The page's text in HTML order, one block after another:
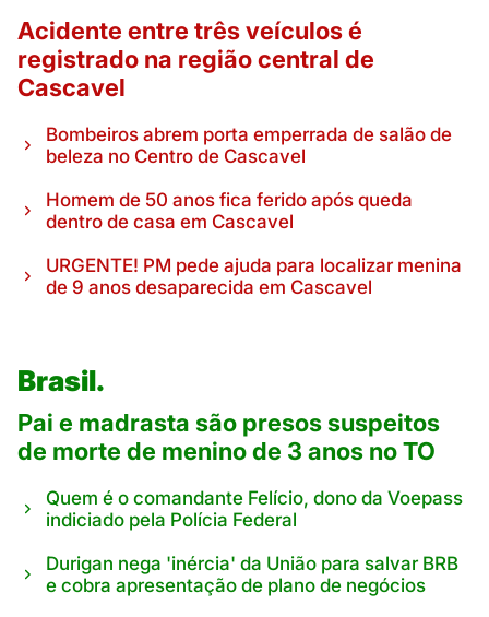
Acidente entre três veículos é
registrado na região central de
Cascavel
Bombeiros abrem porta emperrada de salão de
beleza no Centro de Cascavel
Homem de 50 anos fica ferido após queda
dentro de casa em Cascavel
URGENTE! PM pede ajuda para localizar menina
de 9 anos desaparecida em Cascavel
Brasil.
Pai e madrasta são presos suspeitos
de morte de menino de 3 anos no TO
Quem é o comandante Felício, dono da Voepass
indiciado pela Polícia Federal
Durigan nega 'inércia' da União para salvar BRB
e cobra apresentação de plano de negócios